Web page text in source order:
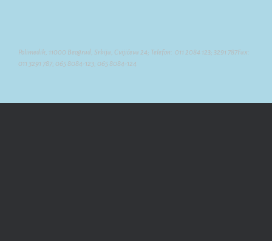
Polimedik, 11000 Beograd, Srbija, Cvijićeva 24; Telefon: 011 2084 123; 3291 787Fax:
011 3291 787; 065 8084-123; 065 8084-124